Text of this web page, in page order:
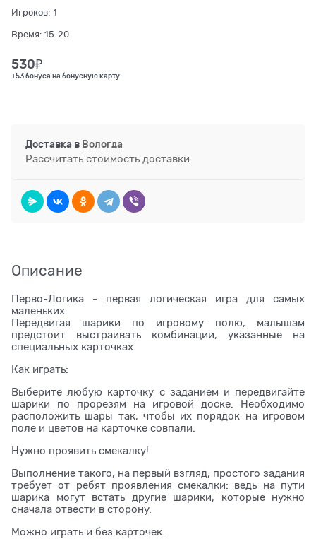
Игроков: 1
Время: 15-20
530₽
+53 бонуса на бонусную карту
Доставка в Вологда
Рассчитать стоимость доставки
Описание
Перво-Логика - первая логическая игра для самых
маленьких.
Передвигая шарики по игровому полю, малышам
предстоит выстраивать комбинации, указанные на
специальных карточках.
Как играть:
Выберите любую карточку с заданием и передвигайте
шарики по прорезям на игровой доске. Необходимо
расположить шары так, чтобы их порядок на игровом
поле и цветов на карточке совпали.
Нужно проявить смекалку!
Выполнение такого, на первый взгляд, простого задания
требует от ребят проявления смекалки: ведь на пути
шарика могут встать другие шарики, которые нужно
сначала отвести в сторону.
Можно играть и без карточек.